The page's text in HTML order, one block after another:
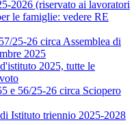
2026 (riservato ai lavoratori
le famiglie: vedere RE
25-26 circa Assemblea di
2025
2025, tutte le
e 56/25-26 circa Sciopero
Istituto triennio 2025-2028